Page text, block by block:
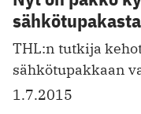
THL:n tutkija
sähkötupakkaan
1.7.2015